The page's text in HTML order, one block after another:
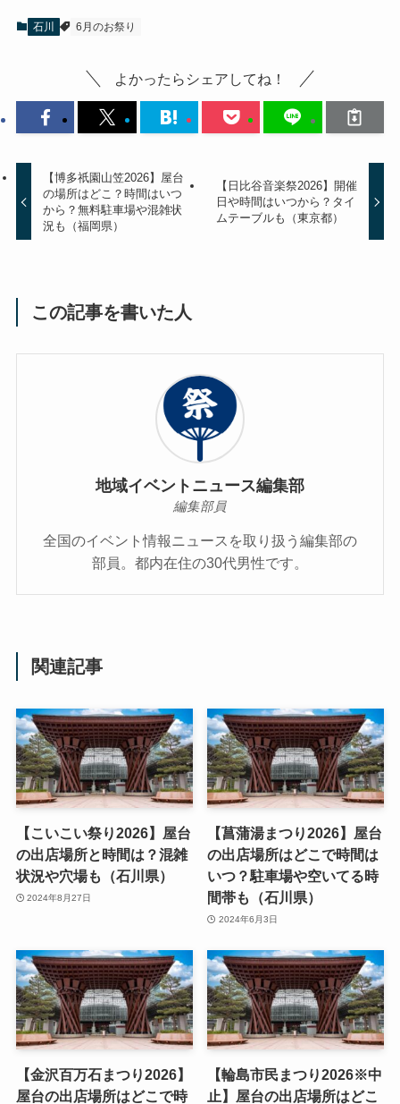
石川 6月のお祭り
よかったらシェアしてね！
【博多祇園山笠2026】屋台
の場所はどこ？時間はいつ
から？無料駐車場や混雑状
況も（福岡県）
【日比谷音楽祭2026】開催
日や時間はいつから？タイ
ムテーブルも（東京都）
この記事を書いた人
地域イベントニュース編集部
編集部員
全国のイベント情報ニュースを取り扱う編集部の
部員。都内在住の30代男性です。
関連記事
【こいこい祭り2026】屋台
の出店場所と時間は？混雑
状況や穴場も（石川県）
2024年8月27日
【菖蒲湯まつり2026】屋台
の出店場所はどこで時間は
いつ？駐車場や空いてる時
間帯も（石川県）
2024年6月3日
【金沢百万石まつり2026】
屋台の出店場所はどこで時
【輪島市民まつり2026※中
止】屋台の出店場所はどこ